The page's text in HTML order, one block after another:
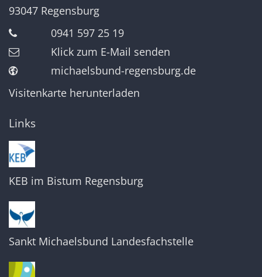
93047 Regensburg
0941 597 25 19
Klick zum E-Mail senden
michaelsbund-regensburg.de
Visitenkarte herunterladen
Links
KEB im Bistum Regensburg
Sankt Michaelsbund Landesfachstelle